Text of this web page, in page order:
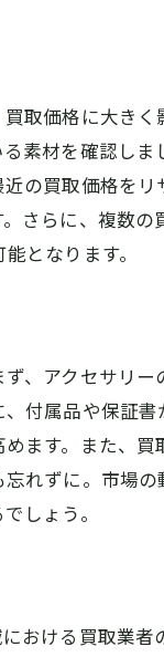
取価格に大き
素材を確認しま
の買取価格を
さらに、複数の
となります。
、アクセサリー
付属品や保証
ます。また、買
れずに。市場の
しょう。
おける買取業者